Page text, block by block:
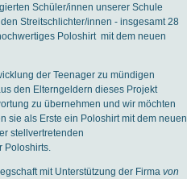
Schüler/innen unserer Schule
Streitschlichter/innen - insgesamt 28
Poloshirt mit dem neuen
der Teenager zu mündigen
den Elterngeldern dieses Projekt
zu übernehmen und wir möchten
sie als Erste ein Poloshirt mit dem neuen
stellvertretenden
Poloshirts.
mit Unterstützung der Firma von